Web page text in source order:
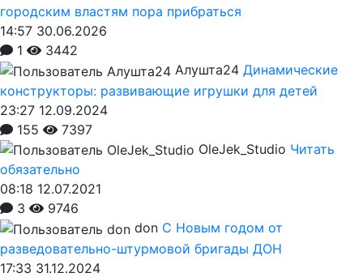
городским властям пора прибраться
14:57 30.06.2026
1
3442
Алушта24 Динамические
конструкторы: развивающие игрушки для детей
23:27 12.09.2024
155
7397
OleJek_Studio Читать
обязательно
08:18 12.07.2021
3
9746
don С Новым годом от
разведовательно-штурмовой бригады ДОН
17:33 31.12.2024